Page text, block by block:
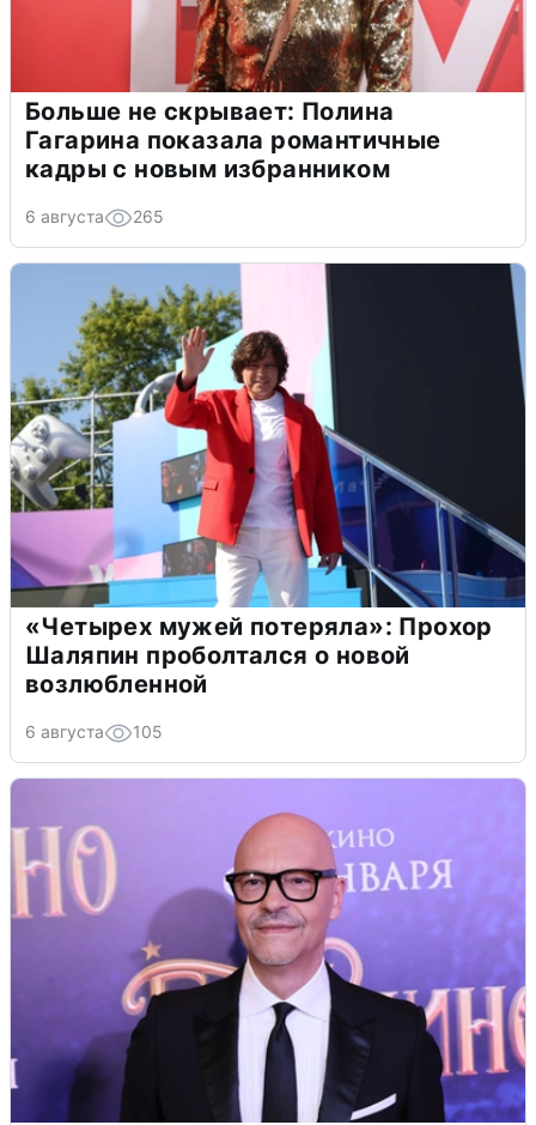
Больше не скрывает: Полина
Гагарина показала романтичные
кадры с новым избранником
6 августа 265
«Четырех мужей потеряла»: Прохор
Шаляпин проболтался о новой
возлюбленной
6 августа 105